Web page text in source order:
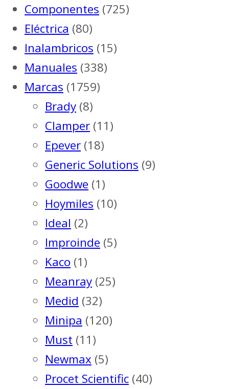
Componentes (725)
Eléctrica (80)
Inalambricos (15)
Manuales (338)
Marcas (1759)
Brady (8)
Clamper (11)
Epever (18)
Generic Solutions (9)
Goodwe (1)
Hoymiles (10)
Ideal (2)
Improinde (5)
Kaco (1)
Meanray (25)
Medid (32)
Minipa (120)
Must (11)
Newmax (5)
Procet Scientific (40)